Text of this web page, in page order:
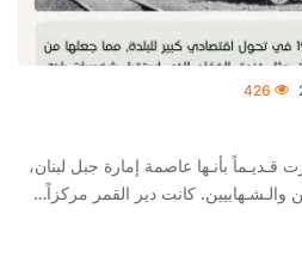
426
1932) اشـتهرت قـديـماً بأنـها عاصمة إمارة جبل لبنان،
والـشـهابيين. كانت دير القمر مركزاً…